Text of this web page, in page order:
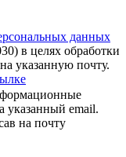
данных
в целях обработки
указанную почту.
email.
на почту